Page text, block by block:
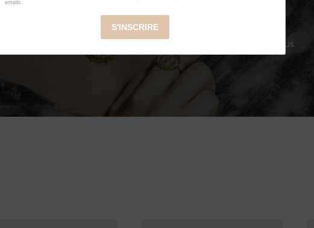
la sélection Turquoise et faites rayonner la femme qui est en vous.